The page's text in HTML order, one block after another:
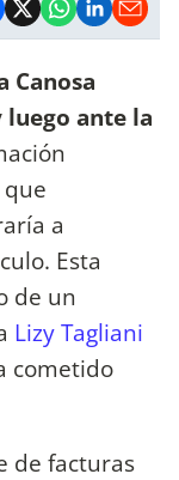
Canosa
ante la
a
Esta
de un
Lizy Tagliani
cometido
de facturas